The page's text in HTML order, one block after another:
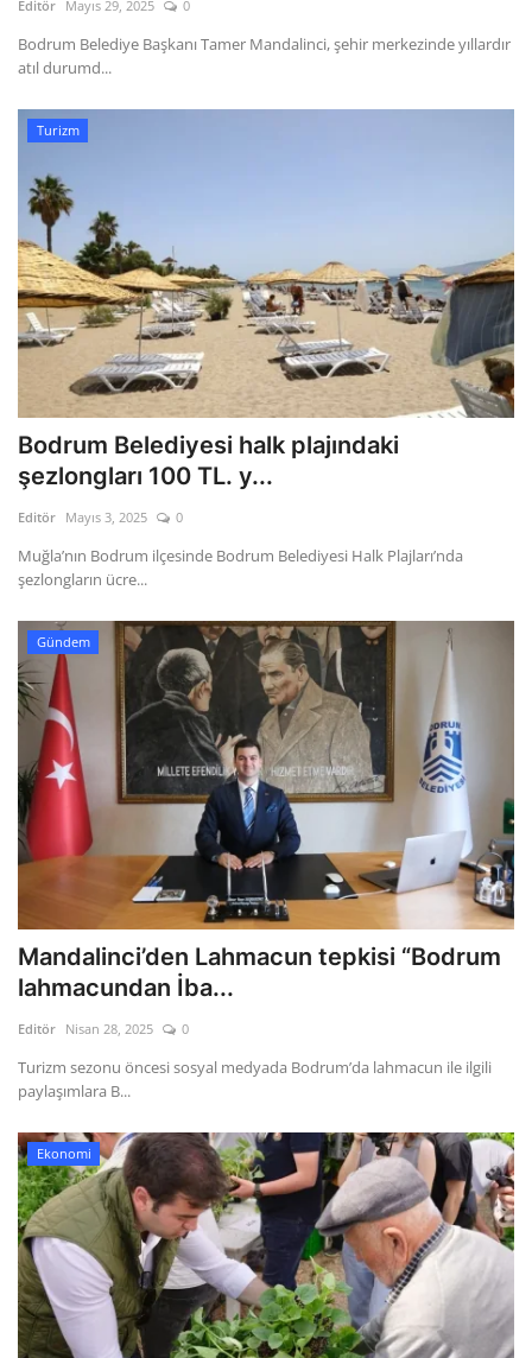
Editör Mayıs 29, 2025 0
Bodrum Belediye Başkanı Tamer Mandalinci, şehir merkezinde yıllardır
atıl durumd...
Turizm
Bodrum Belediyesi halk plajındaki
şezlongları 100 TL. y...
Editör Mayıs 3, 2025 0
Muğla’nın Bodrum ilçesinde Bodrum Belediyesi Halk Plajları’nda
şezlongların ücre...
Gündem
Mandalinci’den Lahmacun tepkisi “Bodrum
lahmacundan İba...
Editör Nisan 28, 2025 0
Turizm sezonu öncesi sosyal medyada Bodrum’da lahmacun ile ilgili
paylaşımlara B...
Ekonomi